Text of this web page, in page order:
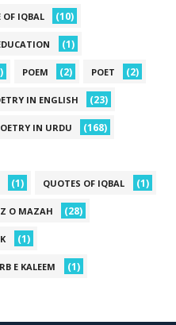
OF IQBAL (10)
(1)
POEM (2) POET (2)
IN ENGLISH (23)
IN URDU (168)
(1) QUOTES OF IQBAL (1)
O MAZAH (28)
(1)
E KALEEM (1)